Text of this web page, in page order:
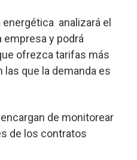
energética analizará el
y podrá
ofrezca tarifas más
las que la demanda es
de monitorear
de los contratos